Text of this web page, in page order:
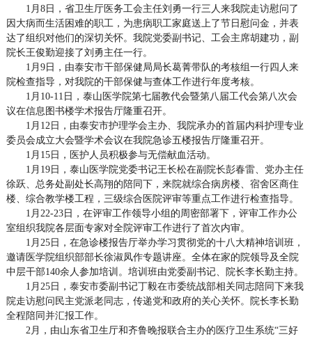
1月8日，省卫生厅医务工会主任刘勇一行三人来我院走访慰问了
因大病而生活困难的职工，为患病职工家庭送上了节日慰问金，并表
达了组织对他们的深切关怀。我院党委副书记、工会主席胡建功，副
院长王俊勤迎接了刘勇主任一行。
1月9日，由泰安市干部保健局局长葛菁带队的考核组一行四人来
院检查指导，对我院的干部保健与查体工作进行年度考核。
1月10-11日，泰山医学院第七届教代会暨第八届工代会第八次会
议在信息图书楼学术报告厅隆重召开。
1月12日，由泰安市护理学会主办、我院承办的首届内科护理专业
委员会成立大会暨学术会议在我院急诊五楼报告厅隆重召开。
1月15日，医护人员积极参与无偿献血活动。
1月19日，泰山医学院党委书记王长松在副院长彭春雷、党办主任
徐跃、总务处副处长高翔的陪同下，来院就综合病房楼、宿舍区商住
楼、综合教学楼工程，三级综合医院评审等重点工作进行检查指导。
1月22-23日，在评审工作领导小组的周密部署下，评审工作办公
室组织我院各层面专家对全院评审工作进行了首次内审。
1月25日，在急诊楼报告厅举办学习贯彻党的十八大精神培训班，
邀请医学院组织部部长徐淑凤作专题讲座。全体在家的院领导及全院
中层干部140余人参加培训。培训班由党委副书记、院长李长勤主持。
1月25日，泰安市委副书记丁毅在市委统战部相关同志陪同下来我
院走访慰问民主党派老同志，传递党和政府的关心关怀。院长李长勤
全程陪同并汇报工作。
2月，由山东省卫生厅和齐鲁晚报联合主办的医疗卫生系统“三好